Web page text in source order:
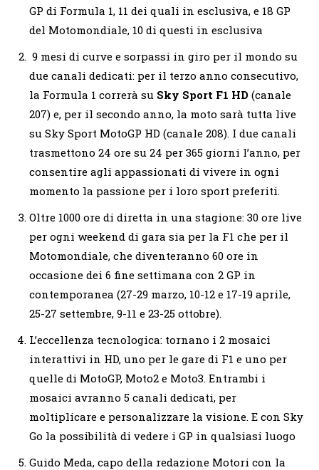
GP di Formula 1, 11 dei quali in esclusiva, e 18 GP
del Motomondiale, 10 di questi in esclusiva
9 mesi di curve e sorpassi in giro per il mondo su
due canali dedicati: per il terzo anno consecutivo,
la Formula 1 correrà su Sky Sport F1 HD (canale
207) e, per il secondo anno, la moto sarà tutta live
su Sky Sport MotoGP HD (canale 208). I due canali
trasmettono 24 ore su 24 per 365 giorni l’anno, per
consentire agli appassionati di vivere in ogni
momento la passione per i loro sport preferiti.
Oltre 1000 ore di diretta in una stagione: 30 ore live
per ogni weekend di gara sia per la F1 che per il
Motomondiale, che diventeranno 60 ore in
occasione dei 6 fine settimana con 2 GP in
contemporanea (27-29 marzo, 10-12 e 17-19 aprile,
25-27 settembre, 9-11 e 23-25 ottobre).
L’eccellenza tecnologica: tornano i 2 mosaici
interattivi in HD, uno per le gare di F1 e uno per
quelle di MotoGP, Moto2 e Moto3. Entrambi i
mosaici avranno 5 canali dedicati, per
moltiplicare e personalizzare la visione. E con Sky
Go la possibilità di vedere i GP in qualsiasi luogo
Guido Meda, capo della redazione Motori con la